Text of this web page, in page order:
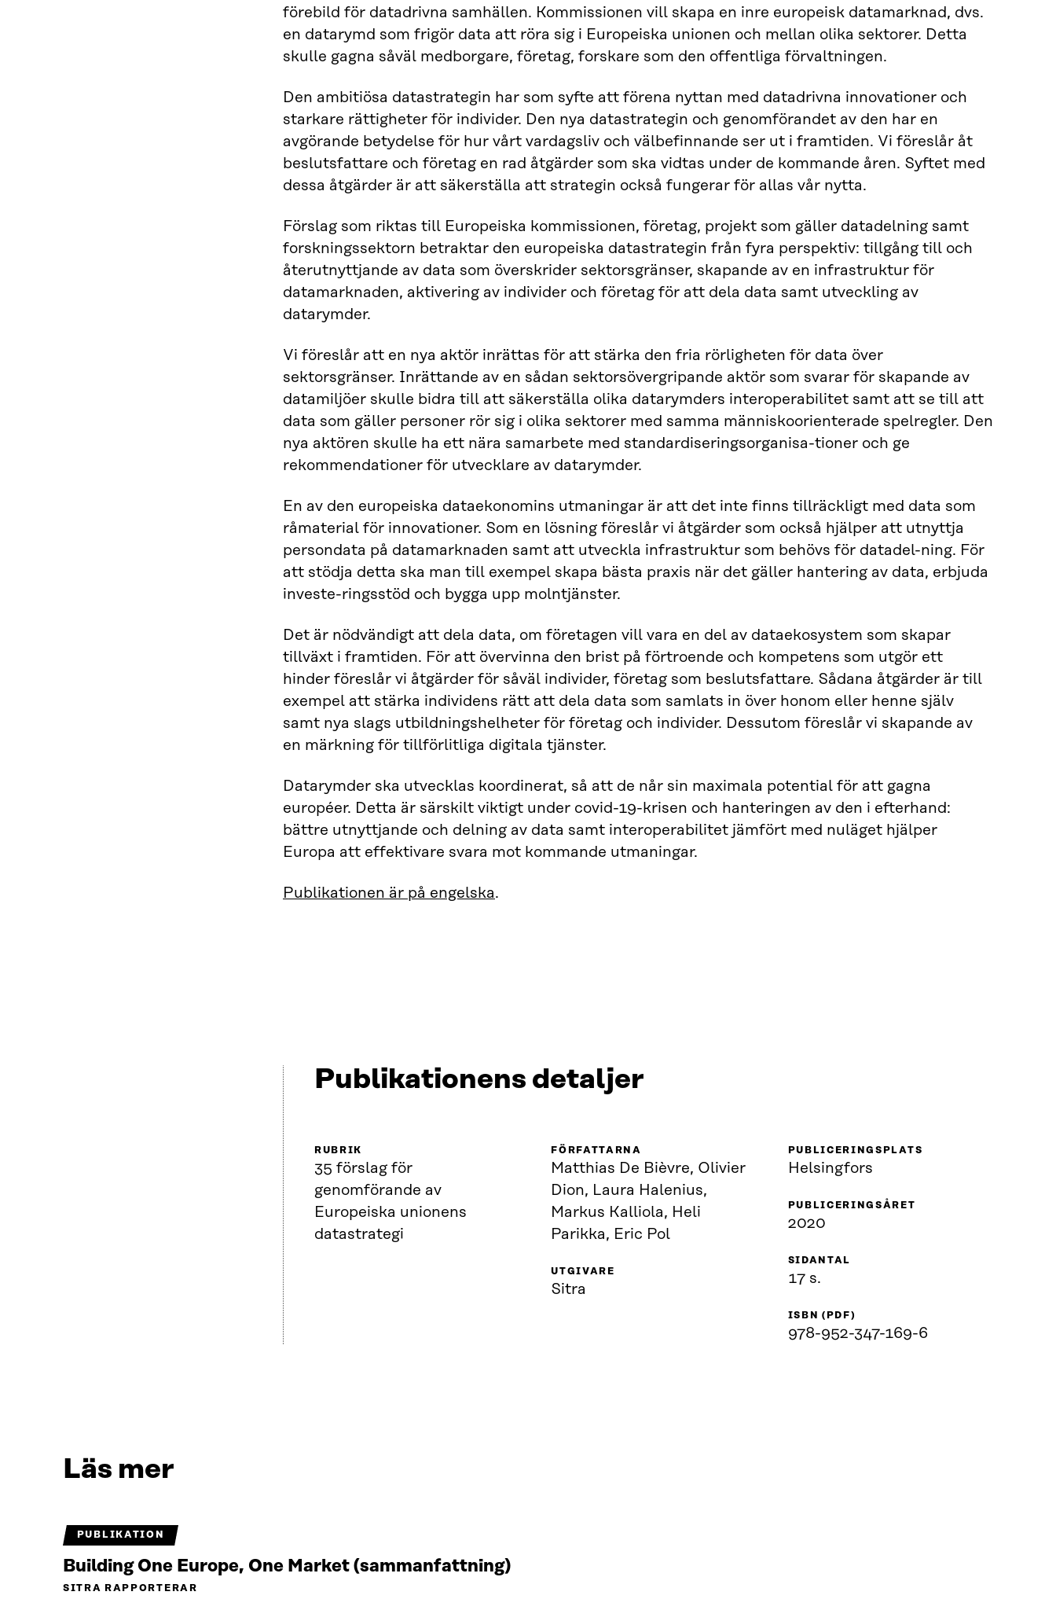
förebild för datadrivna samhällen. Kommissionen vill skapa en inre europeisk datamarknad, dvs.
en datarymd som frigör data att röra sig i Europeiska unionen och mellan olika sektorer. Detta
skulle gagna såväl medborgare, företag, forskare som den offentliga förvaltningen.
Den ambitiösa datastrategin har som syfte att förena nyttan med datadrivna innovationer och
starkare rättigheter för individer. Den nya datastrategin och genomförandet av den har en
avgörande betydelse för hur vårt vardagsliv och välbefinnande ser ut i framtiden. Vi föreslår åt
beslutsfattare och företag en rad åtgärder som ska vidtas under de kommande åren. Syftet med
dessa åtgärder är att säkerställa att strategin också fungerar för allas vår nytta.
Förslag som riktas till Europeiska kommissionen, företag, projekt som gäller datadelning samt
forskningssektorn betraktar den europeiska datastrategin från fyra perspektiv: tillgång till och
återutnyttjande av data som överskrider sektorsgränser, skapande av en infrastruktur för
datamarknaden, aktivering av individer och företag för att dela data samt utveckling av
datarymder.
Vi föreslår att en nya aktör inrättas för att stärka den fria rörligheten för data över
sektorsgränser. Inrättande av en sådan sektorsövergripande aktör som svarar för skapande av
datamiljöer skulle bidra till att säkerställa olika datarymders interoperabilitet samt att se till att
data som gäller personer rör sig i olika sektorer med samma människoorienterade spelregler. Den
nya aktören skulle ha ett nära samarbete med standardiseringsorganisa-tioner och ge
rekommendationer för utvecklare av datarymder.
En av den europeiska dataekonomins utmaningar är att det inte finns tillräckligt med data som
råmaterial för innovationer. Som en lösning föreslår vi åtgärder som också hjälper att utnyttja
persondata på datamarknaden samt att utveckla infrastruktur som behövs för datadel-ning. För
att stödja detta ska man till exempel skapa bästa praxis när det gäller hantering av data, erbjuda
investe-ringsstöd och bygga upp molntjänster.
Det är nödvändigt att dela data, om företagen vill vara en del av dataekosystem som skapar
tillväxt i framtiden. För att övervinna den brist på förtroende och kompetens som utgör ett
hinder föreslår vi åtgärder för såväl individer, företag som beslutsfattare. Sådana åtgärder är till
exempel att stärka individens rätt att dela data som samlats in över honom eller henne själv
samt nya slags utbildningshelheter för företag och individer. Dessutom föreslår vi skapande av
en märkning för tillförlitliga digitala tjänster.
Datarymder ska utvecklas koordinerat, så att de når sin maximala potential för att gagna
européer. Detta är särskilt viktigt under covid-19-krisen och hanteringen av den i efterhand:
bättre utnyttjande och delning av data samt interoperabilitet jämfört med nuläget hjälper
Europa att effektivare svara mot kommande utmaningar.
Publikationen är på engelska.
Publikationens detaljer
RUBRIK
35 förslag för
genomförande av
Europeiska unionens
datastrategi
FÖRFATTARNA
Matthias De Bièvre, Olivier
Dion, Laura Halenius,
Markus Kalliola, Heli
Parikka, Eric Pol
UTGIVARE
Sitra
PUBLICERINGSPLATS
Helsingfors
PUBLICERINGSÅRET
2020
SIDANTAL
17 s.
ISBN (PDF)
978-952-347-169-6
Läs mer
PUBLIKATION
Building One Europe, One Market (sammanfattning)
SITRA RAPPORTERAR